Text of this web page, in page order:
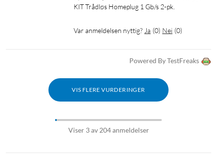
KIT Trådløs Homeplug 1 Gb/s 2-pk.
Var anmeldelsen nyttig? Ja (0) Nei (0)
Powered By TestFreaks
VIS FLERE VURDERINGER
Viser 3 av 204 anmeldelser